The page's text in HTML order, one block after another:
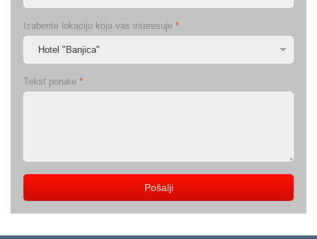
Izaberite lokaciju koja vas interesuje *
Tekst poruke *
Pošalji